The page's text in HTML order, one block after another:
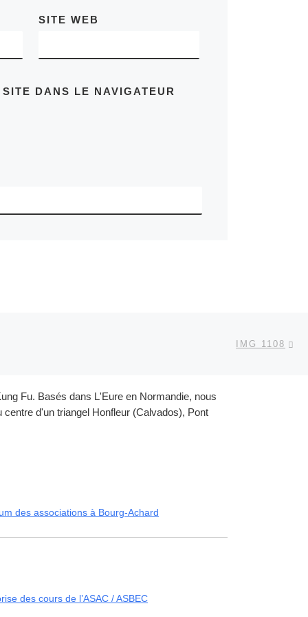
SITE WEB
DANS LE NAVIGATEUR
IMG 1108
Fu. Basés dans L'Eure en Normandie, nous
d'un triangel Honfleur (Calvados), Pont
des associations à Bourg-Achard
des cours de l’ASAC / ASBEC